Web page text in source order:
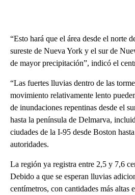
“Esto hará que el área desde el norte
sureste de Nueva York y el sur de
de mayor precipitación”, indicó el
“Las fuertes lluvias dentro de las
movimiento relativamente lento
de inundaciones repentinas desde el
hasta la península de Delmarva,
ciudades de la I-95 desde Boston
autoridades.
La región ya registra entre 2,5 y 7,6
Debido a que se esperan lluvias
centímetros, con cantidades más altas